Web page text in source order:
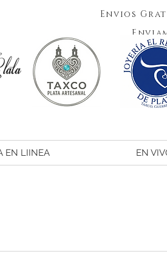
Envios
EN LIINEA EN